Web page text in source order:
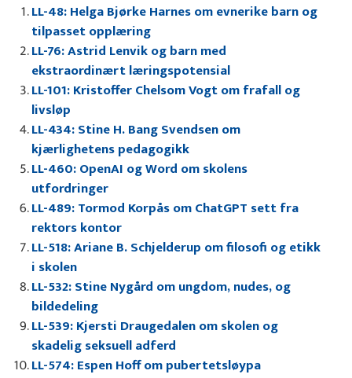
LL-48: Helga Bjørke Harnes om evnerike barn og
tilpasset opplæring
LL-76: Astrid Lenvik og barn med
ekstraordinært læringspotensial
LL-101: Kristoffer Chelsom Vogt om frafall og
livsløp
LL-434: Stine H. Bang Svendsen om
kjærlighetens pedagogikk
LL-460: OpenAI og Word om skolens
utfordringer
LL-489: Tormod Korpås om ChatGPT sett fra
rektors kontor
LL-518: Ariane B. Schjelderup om filosofi og etikk
i skolen
LL-532: Stine Nygård om ungdom, nudes, og
bildedeling
LL-539: Kjersti Draugedalen om skolen og
skadelig seksuell adferd
LL-574: Espen Hoff om pubertetsløypa